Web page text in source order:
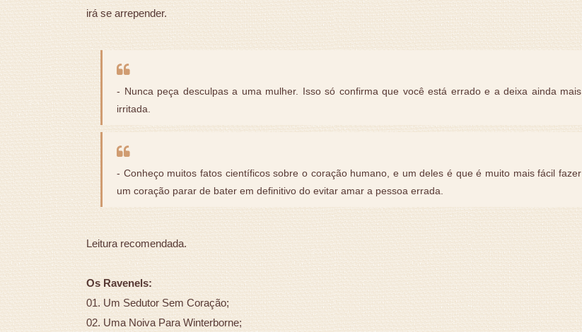
irá se arrepender.
- Nunca peça desculpas a uma mulher. Isso só confirma que você está errado e a deixa ainda mais
irritada.
- Conheço muitos fatos científicos sobre o coração humano, e um deles é que é muito mais fácil fazer
um coração parar de bater em definitivo do evitar amar a pessoa errada.
Leitura recomendada.
Os Ravenels:
01. Um Sedutor Sem Coração;
02. Uma Noiva Para Winterborne;